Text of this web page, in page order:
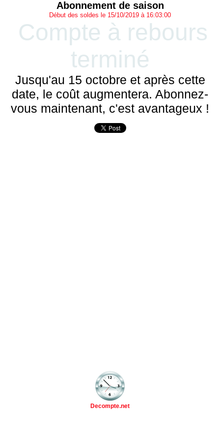
Abonnement de saison
Début des soldes le 15/10/2019 à 16:03:00
Compte à rebours
terminé
Jusqu'au 15 octobre et après cette
date, le coût augmentera. Abonnez-
vous maintenant, c'est avantageux !
Decompte.net